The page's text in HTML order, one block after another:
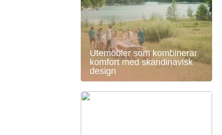
Utemöbler som kombinerar
komfort med skandinavisk
design